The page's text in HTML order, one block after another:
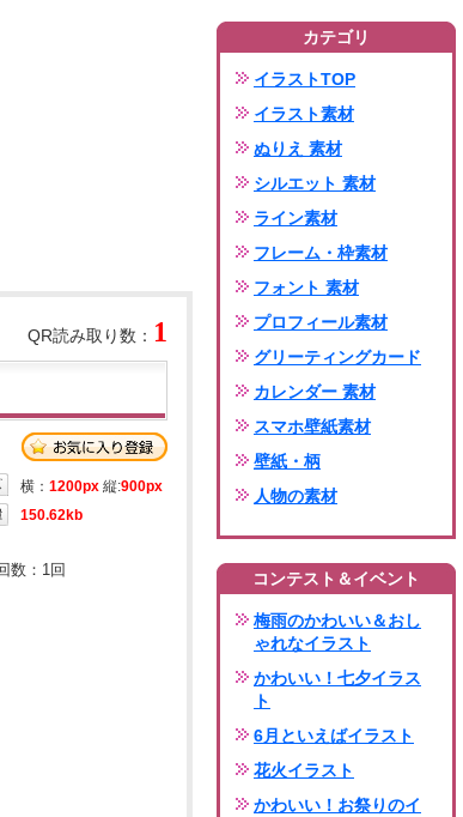
QR読み取り数： 1
横： 1200px 縦:900px
150.62kb
数： 1回
カテゴリ
イラストTOP
イラスト素材
ぬりえ 素材
シルエット 素材
ライン素材
フレーム・枠素材
フォント 素材
プロフィール素材
グリーティングカード
カレンダー 素材
スマホ壁紙素材
壁紙・柄
人物の素材
コンテスト＆イベント
梅雨のかわいい＆おし
ゃれなイラスト
かわいい！七夕イラス
ト
6月といえばイラスト
花火イラスト
かわいい！お祭りのイ